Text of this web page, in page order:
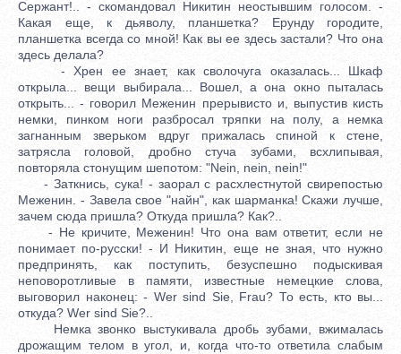
Сержант!.. - скомандовал Никитин неостывшим голосом. -
Какая еще, к дьяволу, планшетка? Ерунду городите,
планшетка всегда со мной! Как вы ее здесь застали? Что она
здесь делала?
- Хрен ее знает, как сволочуга оказалась... Шкаф
открыла... вещи выбирала... Вошел, а она окно пыталась
открыть... - говорил Меженин прерывисто и, выпустив кисть
немки, пинком ноги разбросал тряпки на полу, а немка
загнанным зверьком вдруг прижалась спиной к стене,
затрясла головой, дробно стуча зубами, всхлипывая,
повторяла стонущим шепотом: "Nein, nein, nein!"
- Заткнись, сука! - заорал с расхлестнутой свирепостью
Меженин. - Завела свое "найн", как шарманка! Скажи лучше,
зачем сюда пришла? Откуда пришла? Как?..
- Не кричите, Меженин! Что она вам ответит, если не
понимает по-русски! - И Никитин, еще не зная, что нужно
предпринять, как поступить, безуспешно подыскивая
неповоротливые в памяти, известные немецкие слова,
выговорил наконец: - Wer sind Sie, Frau? То есть, кто вы...
откуда? Wer sind Sie?..
Немка звонко выстукивала дробь зубами, вжималась
дрожащим телом в угол, и, когда что-то ответила слабым